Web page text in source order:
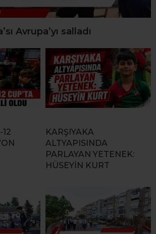
Avrupa’yı salladı
12
KARŞIYAKA
ALTYAPISINDA
PARLAYAN YETENEK:
HÜSEYİN KURT